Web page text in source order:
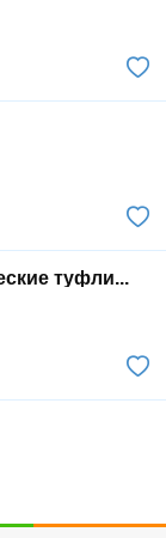
туфли...